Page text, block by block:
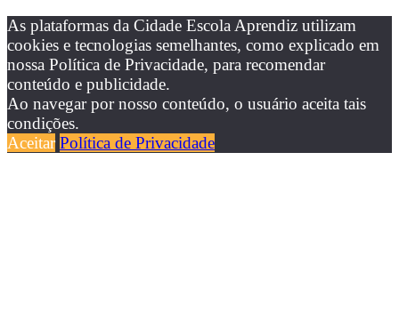
As plataformas da Cidade Escola Aprendiz utilizam
cookies e tecnologias semelhantes, como explicado em
nossa Política de Privacidade, para recomendar
conteúdo e publicidade.
Ao navegar por nosso conteúdo, o usuário aceita tais
condições.
Aceitar Política de Privacidade